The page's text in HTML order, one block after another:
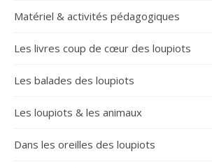
Matériel & activités pédagogiques
Les livres coup de cœur des loupiots
Les balades des loupiots
Les loupiots & les animaux
Dans les oreilles des loupiots